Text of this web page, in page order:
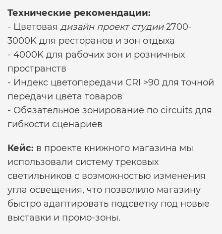
Технические рекомендации:
- Цветовая дизайн проект студии2700-
3000K для ресторанов и зон отдыха
- 4000K для рабочих зон и розничных
пространств
- Индекс цветопередачи CRI >90 для точной
передачи цвета товаров
- Обязательное зонирование по circuits для
гибкости сценариев
Кейс: в проекте книжного магазина мы
использовали систему трековых
светильников с возможностью изменения
угла освещения, что позволило магазину
быстро адаптировать подсветку под новые
выставки и промо-зоны.